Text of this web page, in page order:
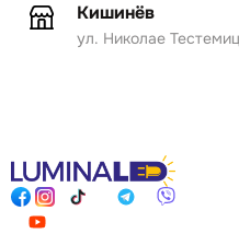
Кишинёв
ул. Николае